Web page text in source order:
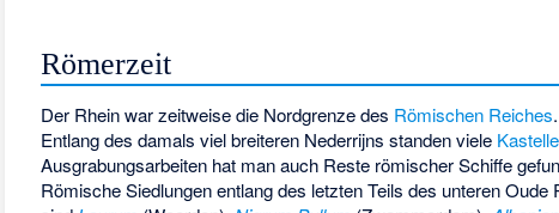
Römerzeit
Der Rhein war zeitweise die Nordgrenze des Römischen Reiches.
Entlang des damals viel breiteren Nederrijns standen viele Kastelle
Ausgrabungsarbeiten hat man auch Reste römischer Schiffe
Römische Siedlungen entlang des letzten Teils des unteren Oude